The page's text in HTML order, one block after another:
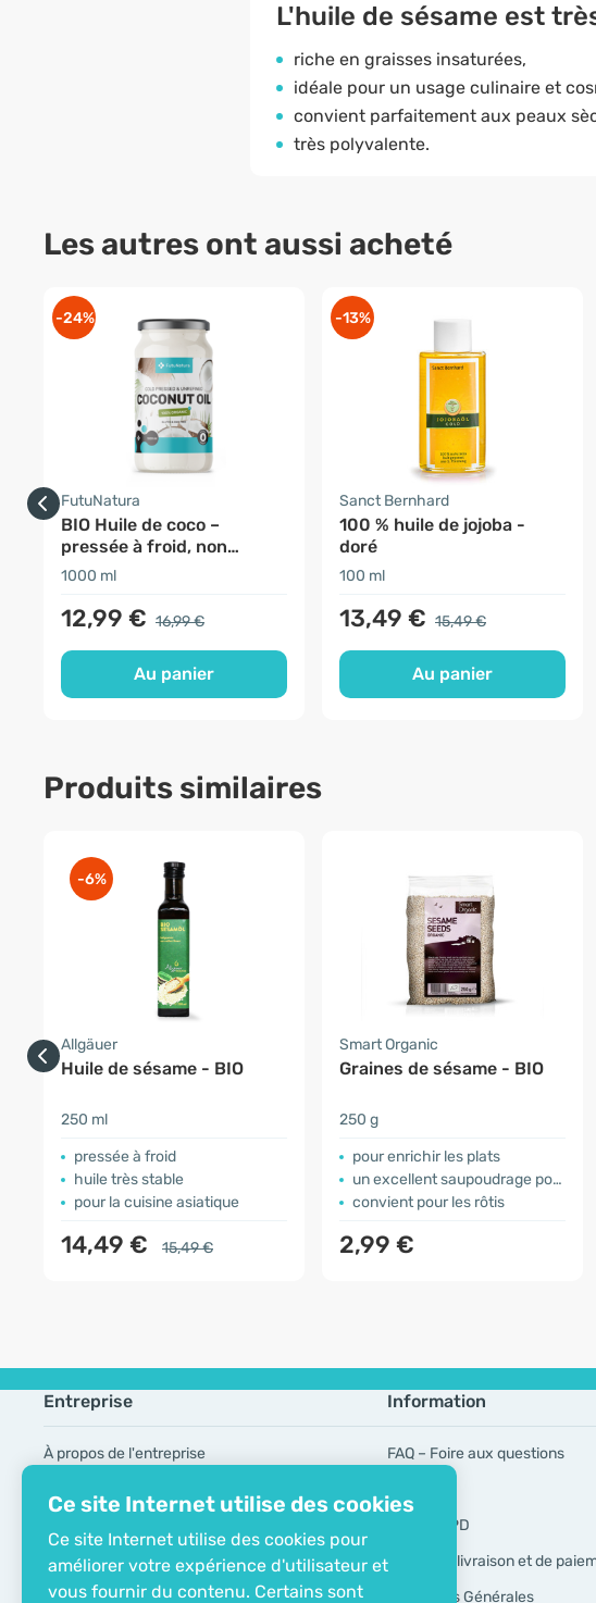
Ce site Internet utilise des cookies
Ce site Internet utilise des cookies pour
améliorer votre expérience d'utilisateur et
vous fournir du contenu. Certains sont
L'huile de sésame est
riche en graisses insaturées,
idéale pour un usage culinaire et
convient parfaitement aux peaux
très polyvalente.
Les autres ont aussi acheté
-24%
FutuNatura
BIO Huile de coco –
pressée à froid, non
raffinée
1000 ml
12,99 € 16,99 €
Au panier
-13%
Sanct Bernhard
100 % huile de jojoba -
doré
100 ml
13,49 € 15,49 €
Au panier
Produits similaires
-6%
Allgäuer
Huile de sésame - BIO
250 ml
pressée à froid
huile très stable
pour la cuisine asiatique
14,49 € 15,49 €
Smart Organic
Graines de sésame - BIO
250 g
pour enrichir les plats
un excellent saupoudrage pour les salades
convient pour les rôtis
2,99 €
Entreprise
À propos de l'entreprise
Information
FAQ – Foire aux questions
Outils RGPD
Modes de livraison et de
Conditions Générales